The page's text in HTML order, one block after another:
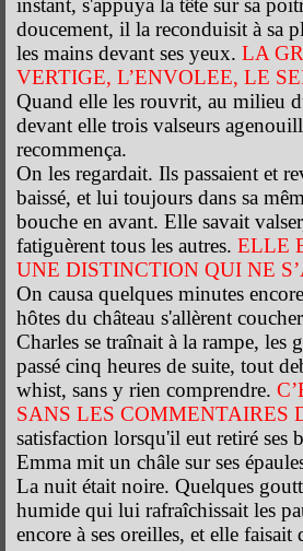
instant, s'appuya la tête sur sa
doucement, il la reconduisit à sa
les mains devant ses yeux. LA
VERTIGE, L’ENVOLEE, LE
Quand elle les rouvrit, au milieu
devant elle trois valseurs
recommença.
On les regardait. Ils passaient et
baissé, et lui toujours dans sa
bouche en avant. Elle savait
fatiguèrent tous les autres. ELLE
UNE DISTINCTION QUI NE
On causa quelques minutes
hôtes du château s'allèrent
Charles se traînait à la rampe,
passé cinq heures de suite, tout
whist, sans y rien comprendre.
SANS LES COMMENTAIRES
satisfaction lorsqu'il eut retiré ses
Emma mit un châle sur ses
La nuit était noire. Quelques
humide qui lui rafraîchissait les
encore à ses oreilles, et elle